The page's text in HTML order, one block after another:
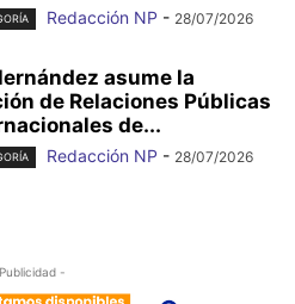
Redacción NP - 28/07/2026
asume la
de Relaciones Públicas
de...
Redacción NP - 28/07/2026
-